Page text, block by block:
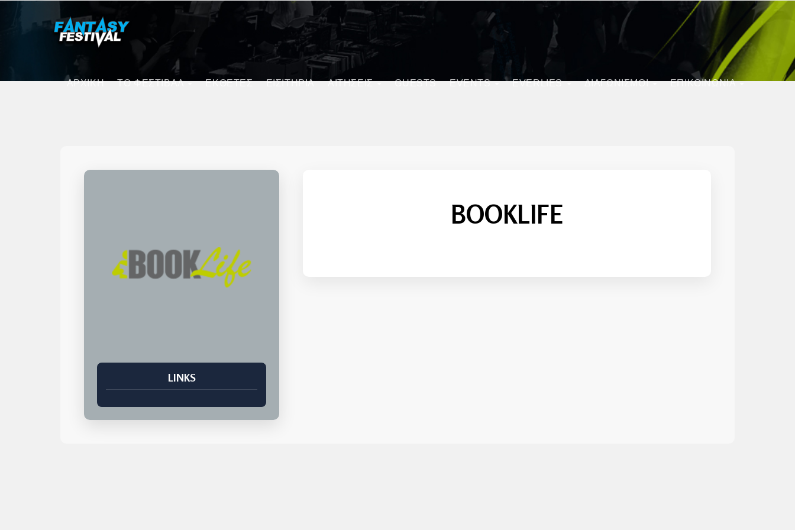
ΑΡΧΙΚΗ ΤΟ ΦΕΣΤΙΒΑΛ ΕΚΘΕΤΕΣ ΕΙΣΙΤΗΡΙΑ ΑΙΤΗΣΕΙΣ GUESTS EVENTS EVERLIES ΔΙΑΓΩΝΙΣΜΟΊ ΕΠΙΚΟΙΝΩΝΙΑ
LINKS
BOOKLIFE